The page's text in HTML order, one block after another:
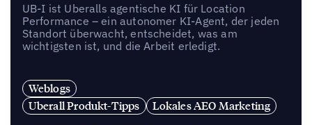
UB-I ist Uberalls agentische KI für Location
Performance – ein autonomer KI-Agent, der jeden
Standort überwacht, entscheidet, was am
wichtigsten ist, und die Arbeit erledigt.
Weblogs
Uberall Produkt-Tipps
Lokales AEO Marketing